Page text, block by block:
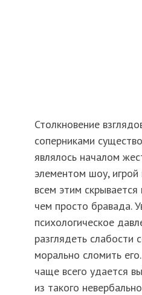
Столкновение
соперниками
являлось началом
элементом шоу, игрой
всем этим
чем просто бравада.
психологическое
разглядеть слабости
морально сломить
чаще всего удается
из такого